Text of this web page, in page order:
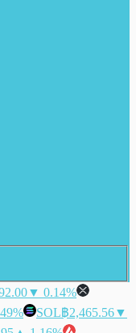
▼ 0.14%
SOL฿2,465.56▼